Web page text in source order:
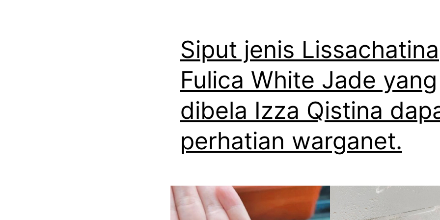
Siput jenis Lissachatina
Fulica White Jade yang
dibela Izza Qistina
perhatian warganet.